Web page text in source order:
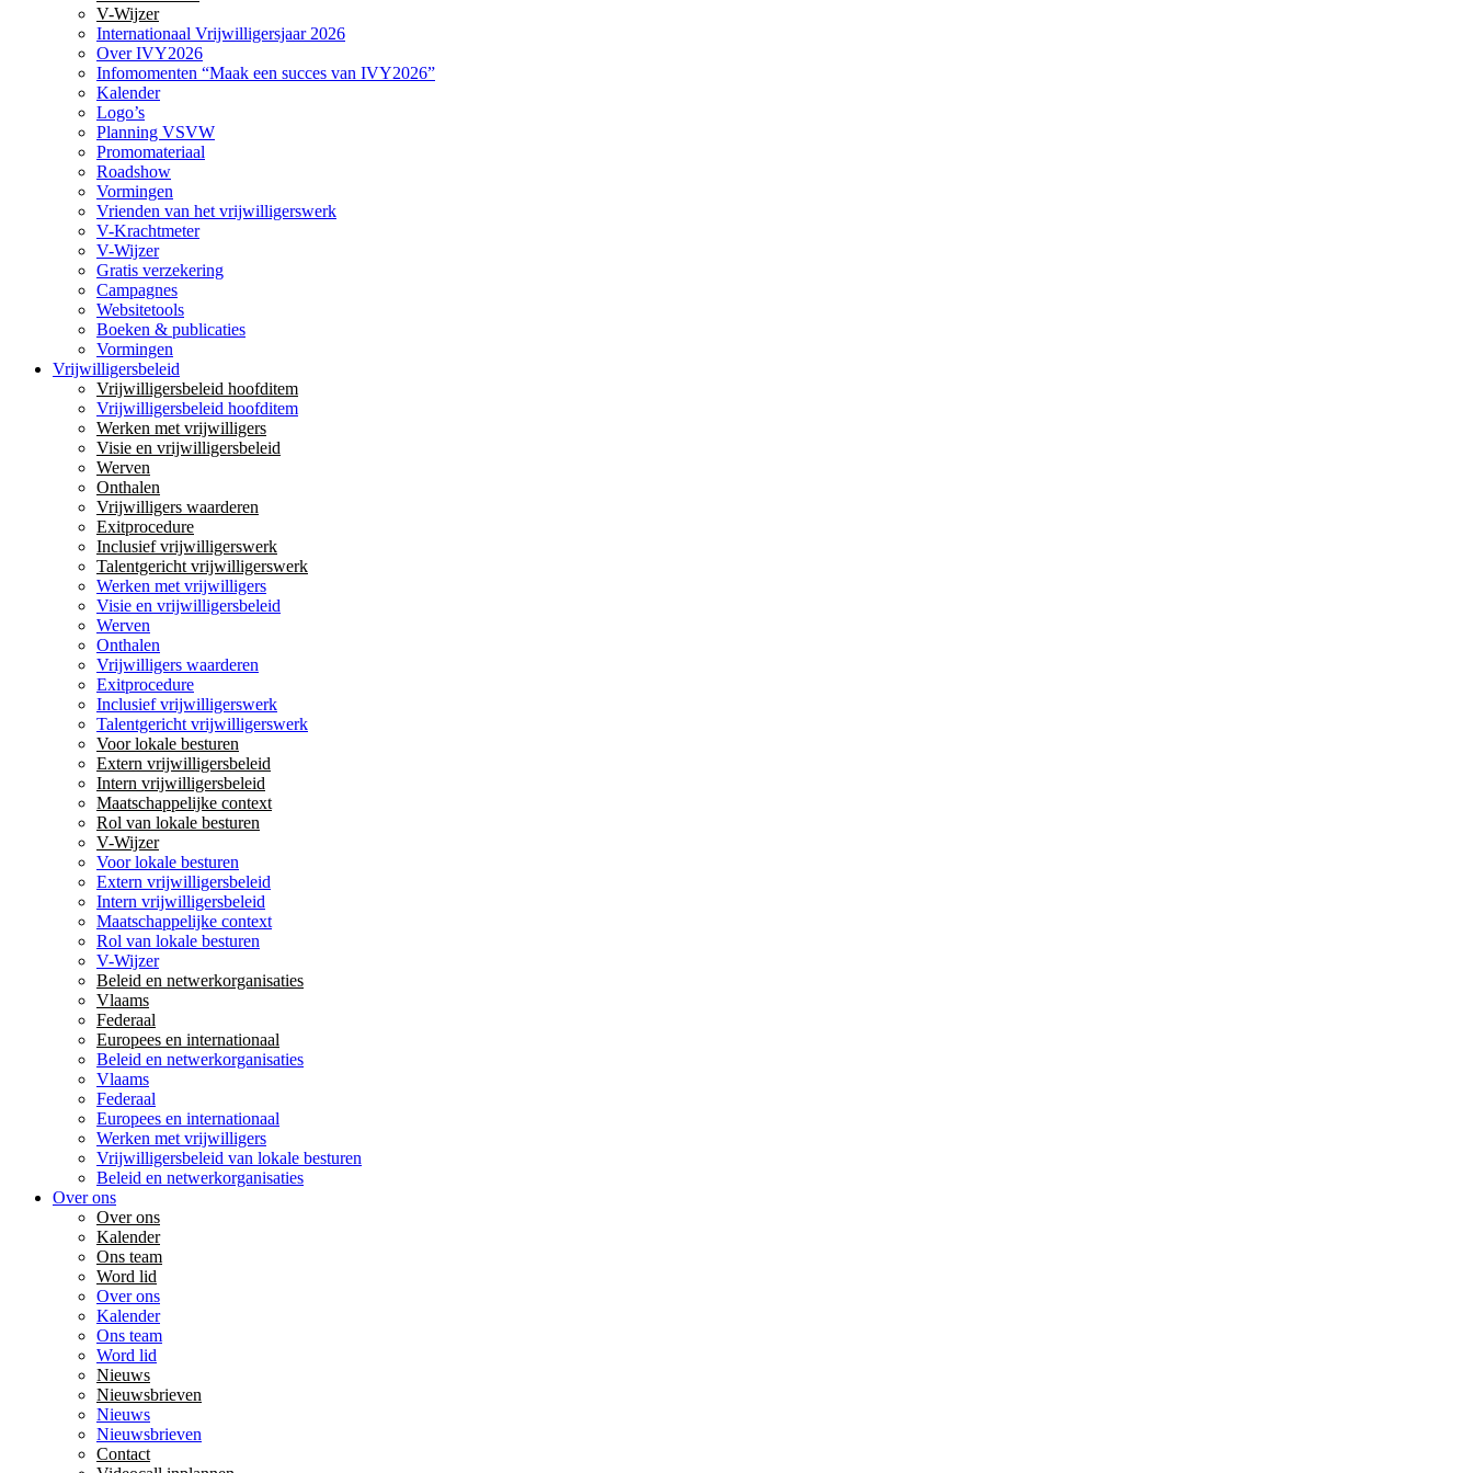
V-Wijzer
Internationaal Vrijwilligersjaar 2026
Over IVY2026
Infomomenten “Maak een succes van IVY2026”
Kalender
Logo’s
Planning VSVW
Promomateriaal
Roadshow
Vormingen
Vrienden van het vrijwilligerswerk
V-Krachtmeter
V-Wijzer
Gratis verzekering
Campagnes
Websitetools
Boeken & publicaties
Vormingen
Vrijwilligersbeleid
Vrijwilligersbeleid hoofditem
Vrijwilligersbeleid hoofditem
Werken met vrijwilligers
Visie en vrijwilligersbeleid
Werven
Onthalen
Vrijwilligers waarderen
Exitprocedure
Inclusief vrijwilligerswerk
Talentgericht vrijwilligerswerk
Werken met vrijwilligers
Visie en vrijwilligersbeleid
Werven
Onthalen
Vrijwilligers waarderen
Exitprocedure
Inclusief vrijwilligerswerk
Talentgericht vrijwilligerswerk
Voor lokale besturen
Extern vrijwilligersbeleid
Intern vrijwilligersbeleid
Maatschappelijke context
Rol van lokale besturen
V-Wijzer
Voor lokale besturen
Extern vrijwilligersbeleid
Intern vrijwilligersbeleid
Maatschappelijke context
Rol van lokale besturen
V-Wijzer
Beleid en netwerkorganisaties
Vlaams
Federaal
Europees en internationaal
Beleid en netwerkorganisaties
Vlaams
Federaal
Europees en internationaal
Werken met vrijwilligers
Vrijwilligersbeleid van lokale besturen
Beleid en netwerkorganisaties
Over ons
Over ons
Kalender
Ons team
Word lid
Over ons
Kalender
Ons team
Word lid
Nieuws
Nieuwsbrieven
Nieuws
Nieuwsbrieven
Contact